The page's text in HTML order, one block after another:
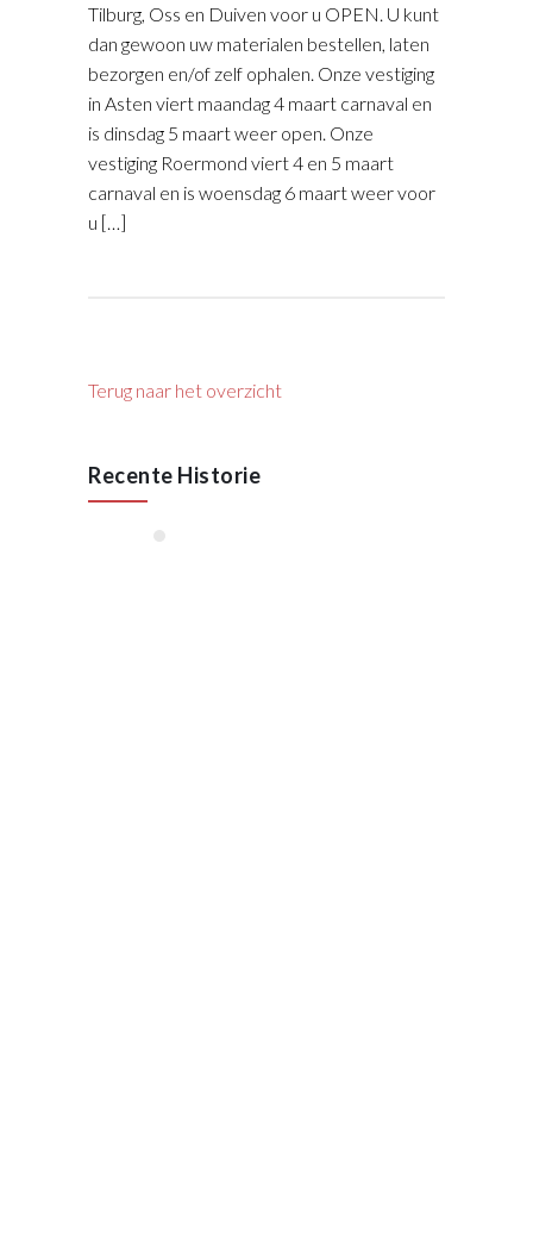
Tilburg, Oss en Duiven voor u OPEN. U kunt
dan gewoon uw materialen bestellen, laten
bezorgen en/of zelf ophalen. Onze vestiging
in Asten viert maandag 4 maart carnaval en
is dinsdag 5 maart weer open. Onze
vestiging Roermond viert 4 en 5 maart
carnaval en is woensdag 6 maart weer voor
u […]
Terug naar het overzicht
Recente Historie